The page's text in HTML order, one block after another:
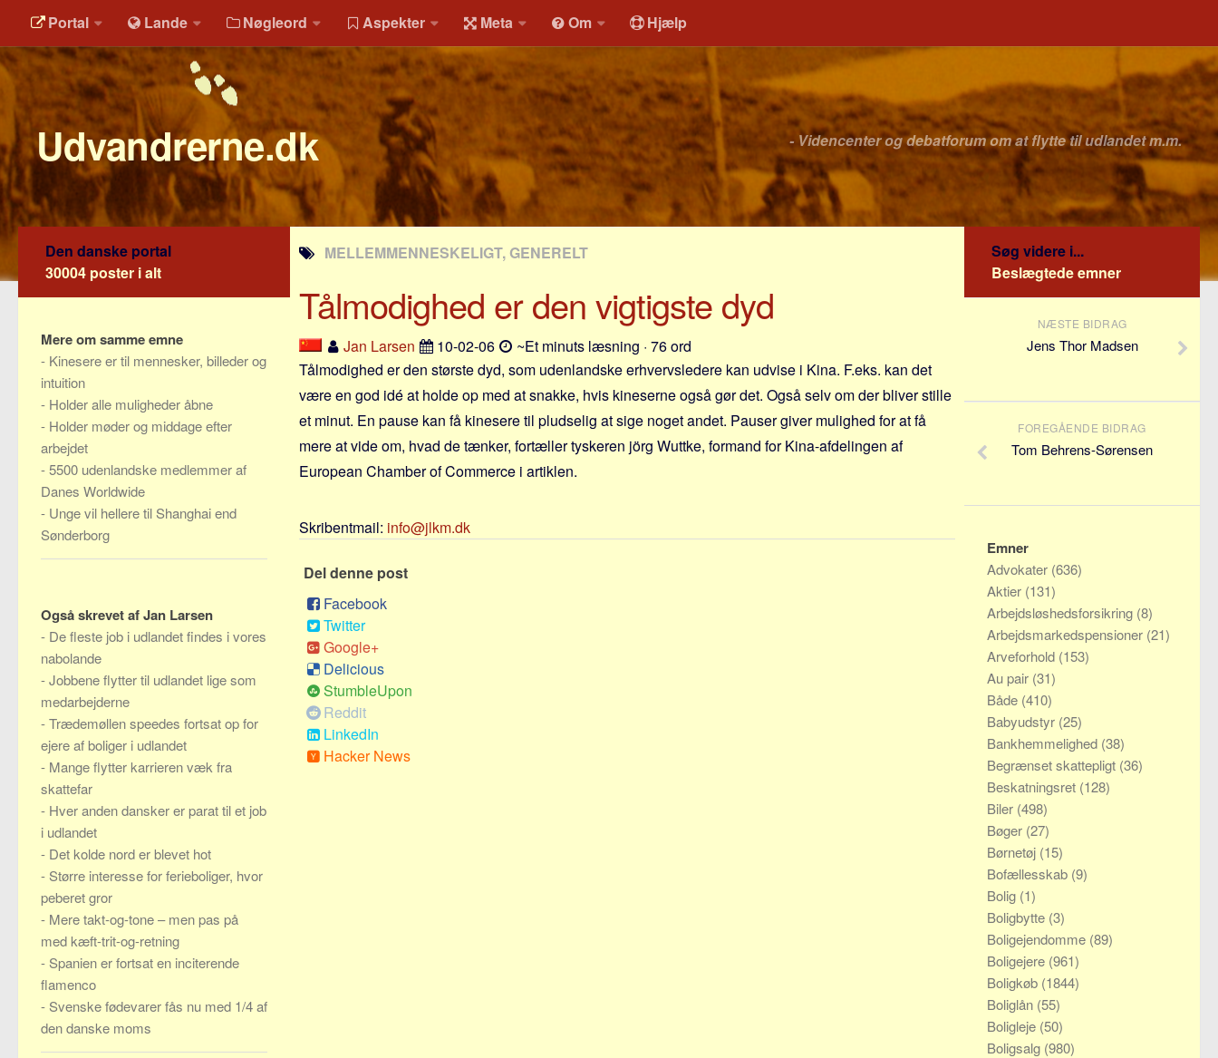
Portal Lande Nøgleord Aspekter Meta Om Hjælp
Udvandrerne.dk - Videncenter og debatforum om at flytte til udlandet m.m.
MELLEMMENNESKELIGT, GENERELT
Tålmodighed er den vigtigste dyd
Jan Larsen 10-02-06
~Et minuts læsning · 76 ord
Tålmodighed er den største dyd, som udenlandske erhvervsledere kan udvise i Kina. F.eks. kan det
være en god idé at holde op med at snakke, hvis kineserne også gør det. Også selv om der bliver stille
et minut. En pause kan få kinesere til pludselig at sige noget andet. Pauser giver mulighed for at få
mere at vide om, hvad de tænker, fortæller tyskeren jörg Wuttke, formand for Kina-afdelingen af
European Chamber of Commerce i artiklen.
Skribentmail: info@jlkm.dk
Del denne post
Facebook
Twitter
Google+
Delicious
StumbleUpon
Reddit
LinkedIn
Hacker News
Den danske portal
30004 poster i alt
Mere om samme emne
- Kinesere er til mennesker, billeder og
intuition
- Holder alle muligheder åbne
- Holder møder og middage efter
arbejdet
-5500 udenlandske medlemmer af
Danes Worldwide
- Unge vil hellere til Shanghai end
Sønderborg
Også skrevet af Jan Larsen
- De fleste job i udlandet findes i vores
nabolande
-Jobbene flytter til udlandet lige som
medarbejderne
-Trædemøllen speedes fortsat op for
ejere af boliger i udlandet
- Mange flytter karrieren væk fra
skattefar
- Hver anden dansker er parat til et job
i udlandet
- Det kolde nord er blevet hot
- Større interesse for ferieboliger, hvor
peberet gror
- Mere takt-og-tone – men pas på
med kæft-trit-og-retning
- Spanien er fortsat en inciterende
flamenco
- Svenske fødevarer fås nu med 1/4 af
den danske moms
Søg videre i...
Beslægtede emner
NÆSTE BIDRAG
Jens Thor Madsen
FOREGÅENDE BIDRAG
Tom Behrens-Sørensen
Emner
Advokater (636)
Aktier (131)
Arbejdsløshedsforsikring (8)
Arbejdsmarkedspensioner (21)
Arveforhold (153)
Au pair (31)
Både (410)
Babyudstyr (25)
Bankhemmelighed (38)
Begrænset skattepligt (36)
Beskatningsret (128)
Biler (498)
Bøger (27)
Børnetøj (15)
Bofællesskab (9)
Bolig (1)
Boligbytte (3)
Boligejendomme (89)
Boligejere (961)
Boligkøb (1844)
Boliglån (55)
Boligleje (50)
Boligsalg (980)